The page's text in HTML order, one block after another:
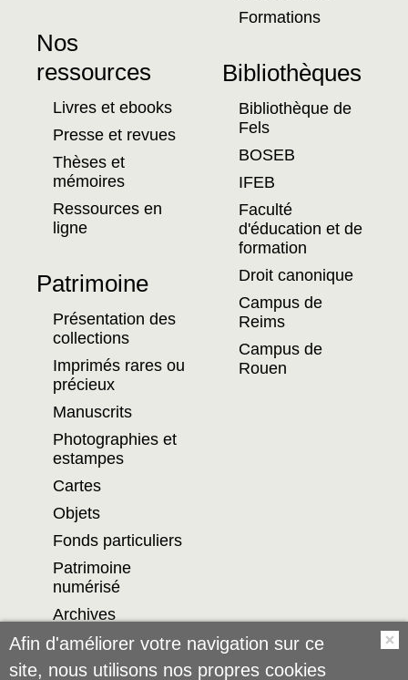
Nos
ressources
Livres et ebooks
Presse et revues
Thèses et
mémoires
Ressources en
ligne
Patrimoine
Présentation des
collections
Imprimés rares ou
précieux
Manuscrits
Photographies et
estampes
Cartes
Objets
Fonds particuliers
Patrimoine
numérisé
Archives
Formations
Bibliothèques
Bibliothèque de
Fels
BOSEB
IFEB
Faculté
d'éducation et de
formation
Droit canonique
Campus de
Reims
Campus de
Rouen
Afin d'améliorer votre navigation sur ce
site, nous utilisons nos propres cookies